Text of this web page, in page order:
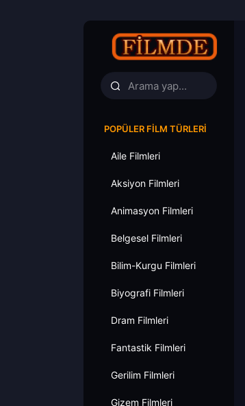
POPÜLER FILM TÜRLERI
Aile Filmleri
Aksiyon Filmleri
Animasyon Filmleri
Belgesel Filmleri
Bilim-Kurgu Filmleri
Biyografi Filmleri
Dram Filmleri
Fantastik Filmleri
Gerilim Filmleri
Gizem Filmleri